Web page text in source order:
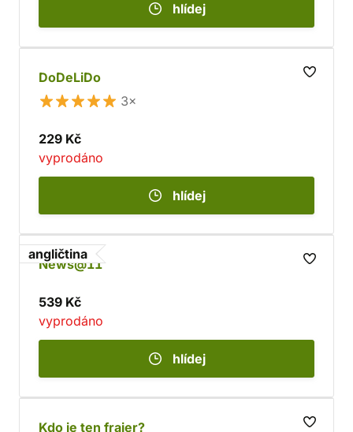
hlídej
DoDeLiDo
3×
229 Kč
vyprodáno
hlídej
angličtina
News@11
539 Kč
vyprodáno
hlídej
Kdo je ten frajer?